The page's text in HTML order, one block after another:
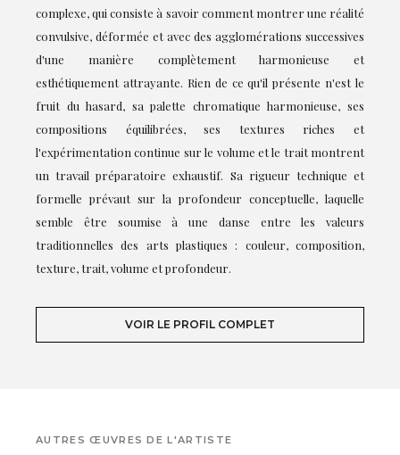
complexe, qui consiste à savoir comment montrer une réalité
convulsive, déformée et avec des agglomérations successives
d'une manière complètement harmonieuse et
esthétiquement attrayante. Rien de ce qu'il présente n'est le
fruit du hasard, sa palette chromatique harmonieuse, ses
compositions équilibrées, ses textures riches et
l'expérimentation continue sur le volume et le trait montrent
un travail préparatoire exhaustif. Sa rigueur technique et
formelle prévaut sur la profondeur conceptuelle, laquelle
semble être soumise à une danse entre les valeurs
traditionnelles des arts plastiques : couleur, composition,
texture, trait, volume et profondeur.
VOIR LE PROFIL COMPLET
AUTRES ŒUVRES DE L'ARTISTE